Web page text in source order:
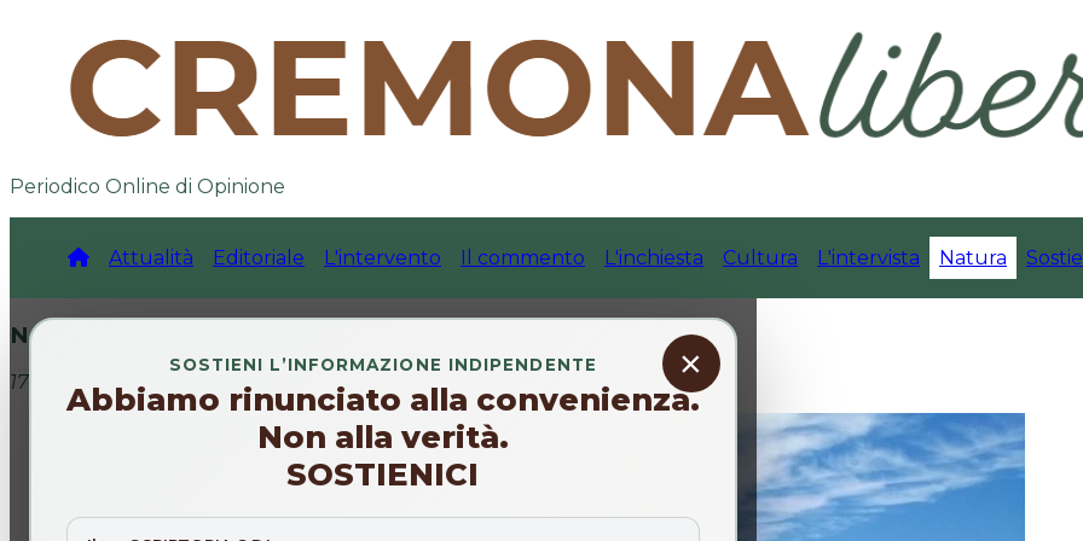
Periodico Online di Opinione
Attualità Editoriale L'intervento Il commento L'inchiesta Cultura L'intervista Natura
×
SOSTIENI L’INFORMAZIONE INDIPENDENTE
Abbiamo rinunciato alla convenienza.
Non alla verità.
SOSTIENICI
Natura
17 mag 2026